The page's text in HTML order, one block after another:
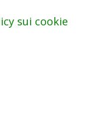
sui cookie